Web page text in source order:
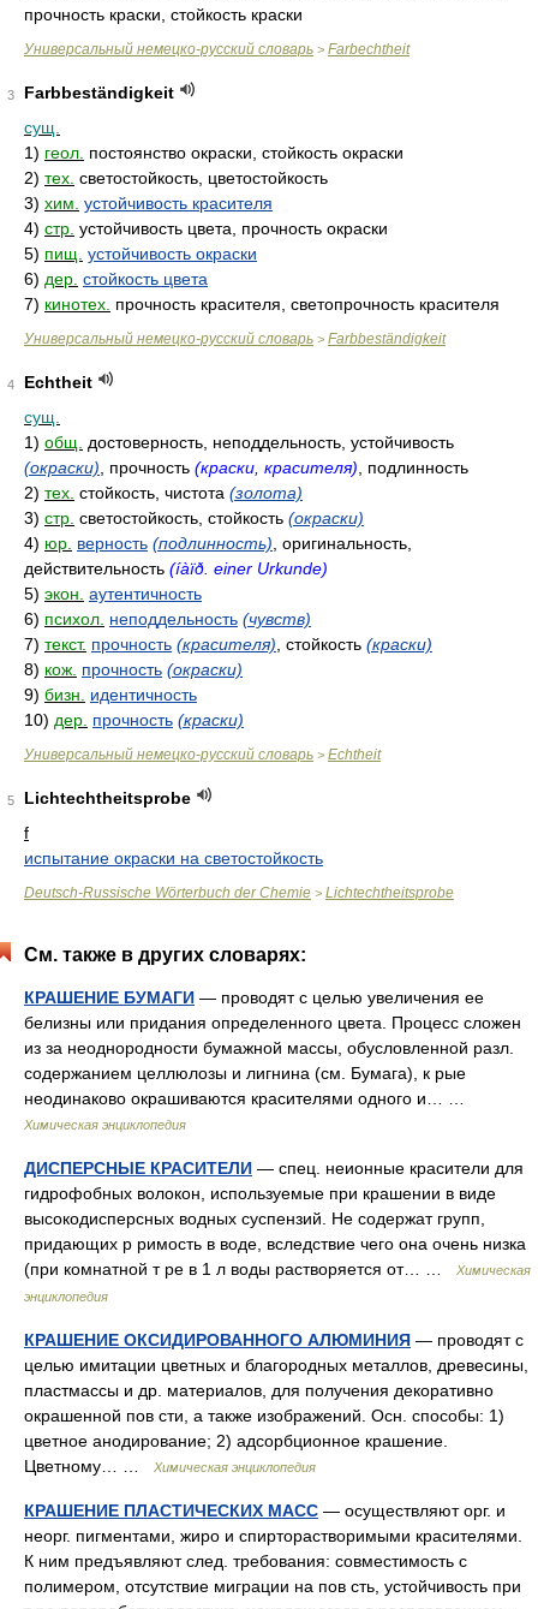
прочность краски, стойкость краски
Универсальный немецко-русский словарь > Farbechtheit
3
Farbbeständigkeit
сущ.
1) геол. постоянство окраски, стойкость окраски
2) тех. светостойкость, цветостойкость
3) хим. устойчивость красителя
4) стр. устойчивость цвета, прочность окраски
5) пищ. устойчивость окраски
6) дер. стойкость цвета
7) кинотех. прочность красителя, светопрочность красителя
Универсальный немецко-русский словарь > Farbbeständigkeit
4
Echtheit
сущ.
1) общ.
достоверность, неподдельность, устойчивость
(окраски) , прочность (краски, красителя) , подлинность
2) тех. стойкость, чистота (золота)
3) стр. светостойкость, стойкость (окраски)
4) юр. верность (подлинность) , оригинальность,
действительность (íàïð. einer Urkunde)
5) экон. аутентичность
6) психол. неподдельность (чувств)
7) текст. прочность (красителя) , стойкость (краски)
8) кож. прочность (окраски)
9) бизн.
идентичность
10) дер. прочность (краски)
Универсальный немецко-русский словарь > Echtheit
5
Lichtechtheitsprobe
f
испытание окраски на светостойкость
Deutsch-Russische Wörterbuch der Chemie > Lichtechtheitsprobe
См. также в других словарях:
КРАШЕНИЕ БУМАГИ — проводят с целью увеличения ее
белизны или придания определенного цвета. Процесс сложен
из за неоднородности бумажной массы, обусловленной разл.
содержанием целлюлозы и лигнина (см. Бумага), к рые
неодинаково окрашиваются красителями одного и… …
Химическая энциклопедия
ДИСПЕРСНЫЕ КРАСИТЕЛИ — спец. неионные красители для
гидрофобных волокон, используемые при крашении в виде
высокодисперсных водных суспензий. Не содержат групп,
придающих р римость в воде, вследствие чего она очень низка
(при комнатной т ре в 1 л воды растворяется от… …
Химическая
энциклопедия
КРАШЕНИЕ ОКСИДИРОВАННОГО АЛЮМИНИЯ — проводят с
целью имитации цветных и благородных металлов, древесины,
пластмассы и др. материалов, для получения декоративно
окрашенной пов сти, а также изображений. Осн. способы: 1)
цветное анодирование; 2) адсорбционное крашение.
Цветному… …
Химическая энциклопедия
КРАШЕНИЕ ПЛАСТИЧЕСКИХ МАСС — осуществляют орг. и
неорг. пигментами, жиро и спирторастворимыми красителями.
К ним предъявляют след. требования: совместимость с
полимером, отсутствие миграции на пов сть, устойчивость при